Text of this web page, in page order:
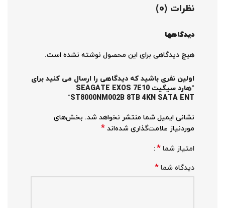
نظرات (0)
دیدگاهها
هیچ دیدگاهی برای این محصول نوشته نشده است.
اولین نفری باشید که دیدگاهی را ارسال می کنید برای
“هارد سیگیت SEAGATE EXOS 7E10
ST8000NM002B 8TB 4KN SATA ENT”
نشانی ایمیل شما منتشر نخواهد شد. بخش‌های
موردنیاز علامت‌گذاری شده‌اند *
امتیاز شما *
دیدگاه شما *